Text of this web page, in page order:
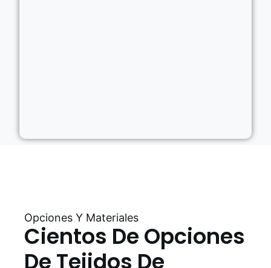
Opciones Y Materiales
Cientos De Opciones
De Tejidos De